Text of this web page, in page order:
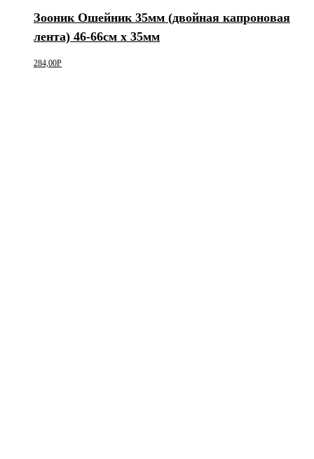
Зооник Ошейник 35мм (двойная капроновая
лента) 46-66см х 35мм
284,00Р